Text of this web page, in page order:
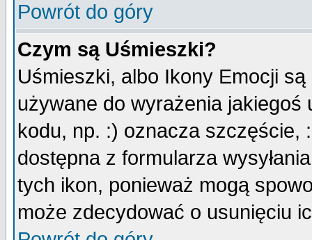
Powrót do góry
Czym są Uśmieszki?
Uśmieszki, albo Ikony Emocji
używane do wyrażenia
kodu, np. :) oznacza szczęście,
dostępna z formularza
tych ikon, ponieważ mogą
może zdecydować o usunięciu